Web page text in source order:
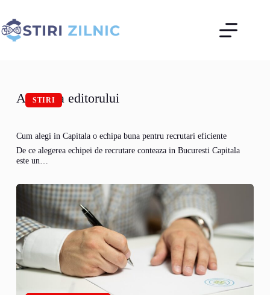
conținut
Alegerea editorului
STIRI
Cum alegi in Capitala o echipa buna pentru recrutari eficiente
De ce alegerea echipei de recrutare conteaza in Bucuresti Capitala
este un…